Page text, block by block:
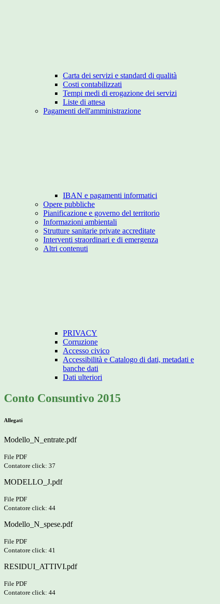
Carta dei servizi e standard di qualità
Costi contabilizzati
Tempi medi di erogazione dei servizi
Liste di attesa
Pagamenti dell'amministrazione
IBAN e pagamenti informatici
Opere pubbliche
Pianificazione e governo del territorio
Informazioni ambientali
Strutture sanitarie private accreditate
Interventi straordinari e di emergenza
Altri contenuti
PRIVACY
Corruzione
Accesso civico
Accessibilità e Catalogo di dati, metadati e
banche dati
Dati ulteriori
Conto Consuntivo 2015
Allegati
Modello_N_entrate.pdf
File PDF
Contatore click: 37
MODELLO_J.pdf
File PDF
Contatore click: 44
Modello_N_spese.pdf
File PDF
Contatore click: 41
RESIDUI_ATTIVI.pdf
File PDF
Contatore click: 44